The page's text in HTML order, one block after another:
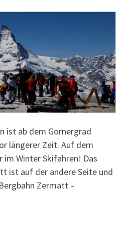
ist ab dem Gornergrad
längerer Zeit. Auf dem
im Winter Skifahren! Das
ist auf der andere Seite und
Zermatt –